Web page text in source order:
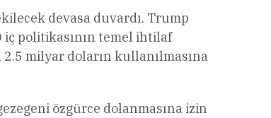
devasa duvardı. Trump
iç politikasının temel ihtilaf
milyar doların kullanılmasına
özgürce dolanmasına izin